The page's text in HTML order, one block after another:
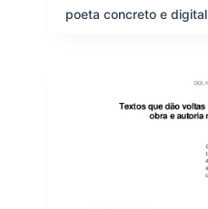
poeta concreto e digital